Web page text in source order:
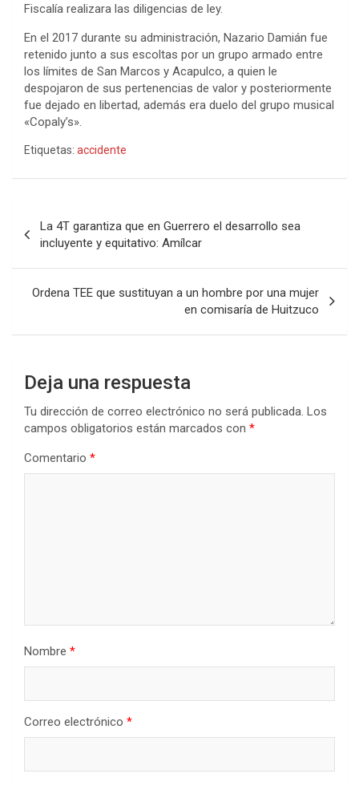
Fiscalía realizara las diligencias de ley.
En el 2017 durante su administración, Nazario Damián fue
retenido junto a sus escoltas por un grupo armado entre
los límites de San Marcos y Acapulco, a quien le
despojaron de sus pertenencias de valor y posteriormente
fue dejado en libertad, además era duelo del grupo musical
«Copaly’s».
Etiquetas: accidente
de
entradas
La 4T garantiza que en Guerrero el desarrollo sea
incluyente y equitativo: Amílcar
Ordena TEE que sustituyan a un hombre por una mujer
en comisaría de Huitzuco
Deja una respuesta
Tu dirección de correo electrónico no será publicada. Los
campos obligatorios están marcados con *
Comentario *
Nombre *
Correo electrónico *